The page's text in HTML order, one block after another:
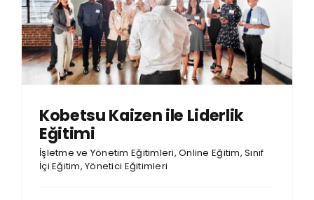
Kobetsu Kaizen ile Liderlik
Eğitimi
İşletme ve Yönetim Eğitimleri,Online Eğitim,Sınıf
İçi Eğitim,Yönetici Eğitimleri